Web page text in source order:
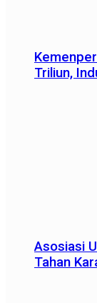
Triliun,
Asosiasi
Tahan